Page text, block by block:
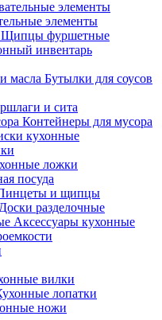
элементы
Щипцы фуршетные
инвентарь
Бутылки для соусов
и сита
Контейнеры для мусора
кухонные
ложки
посуда
и щипцы
Доски разделочные
Аксессуары кухонные
вилки
лопатки
ножи